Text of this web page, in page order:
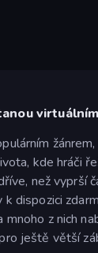
kde hráči
než vyprší
dispozici
z nich
ještě větší